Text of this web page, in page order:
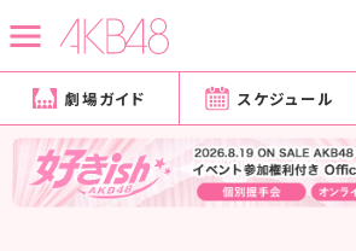
劇場ガイド スケジュール